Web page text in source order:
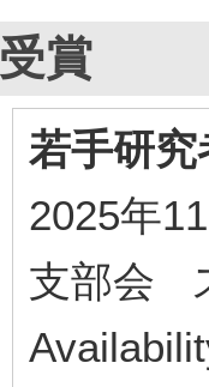
受賞
若手研究
2025年
支部会